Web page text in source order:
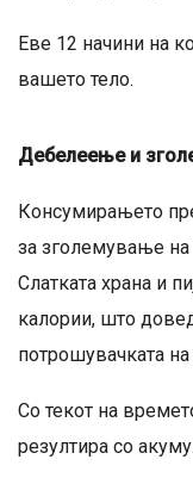
Еве 12 начини на
вашето тело.
Дебелеење и
Консумирањето
за зголемување на
Слатката храна и
калории, што
потрошувачката на
Со текот на
резултира со